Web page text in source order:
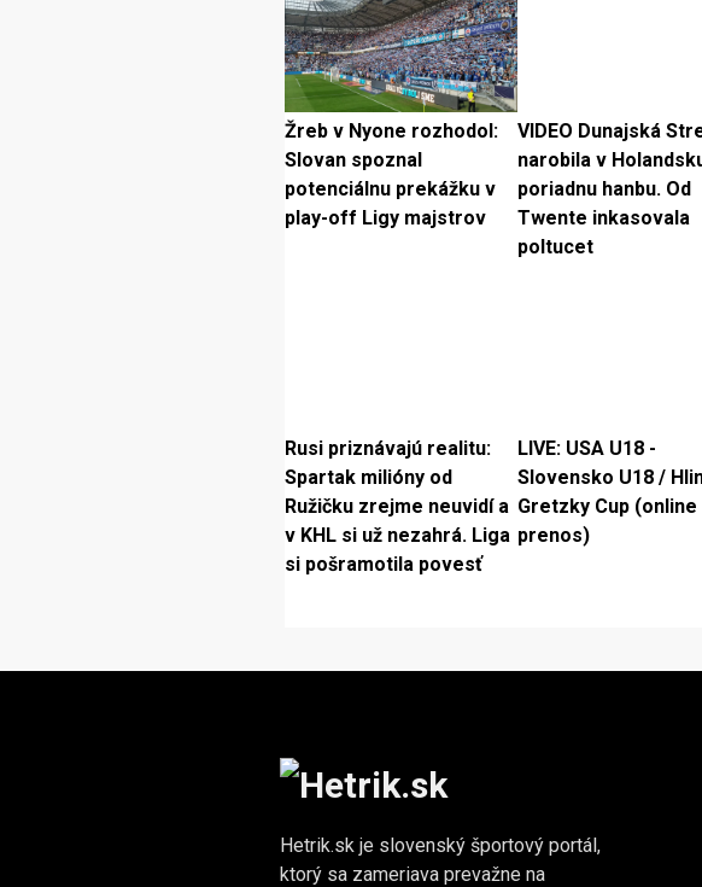
Žreb v Nyone rozhodol:
Slovan spoznal
potenciálnu prekážku v
play-off Ligy majstrov
VIDEO Dunajská
narobila v
poriadnu hanbu. Od
Twente inkasovala
poltucet
Rusi priznávajú realitu:
Spartak milióny od
Ružičku zrejme neuvidí a
v KHL si už nezahrá. Liga
si pošramotila povesť
LIVE: USA U18 -
Slovensko U18 /
Gretzky Cup (online
prenos)
Hetrik.sk je slovenský športový portál,
ktorý sa zameriava prevažne na